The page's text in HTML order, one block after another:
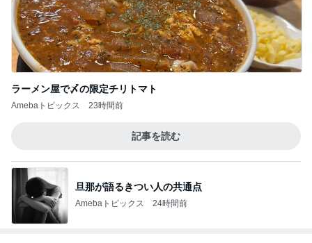
ラーメン屋で〆の限定チリトマト
Amebaトピックス 23時間前
記事を読む
Amebaトピックス 24時間前